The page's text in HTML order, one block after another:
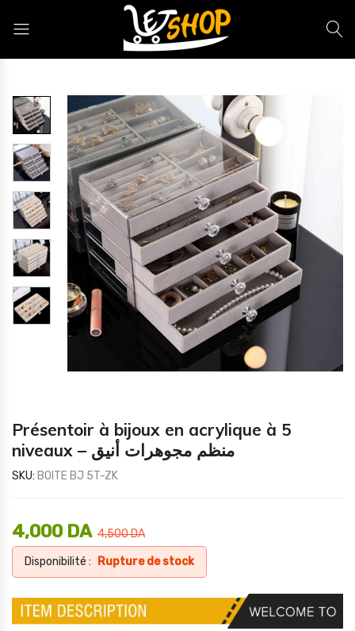
Présentoir à bijoux en acrylique à 5
niveaux – منظم مجوهرات أنيق
SKU: BOITE BJ 5T-ZK
4,500DA
4,000 DA
Disponibilité : Rupture de stock